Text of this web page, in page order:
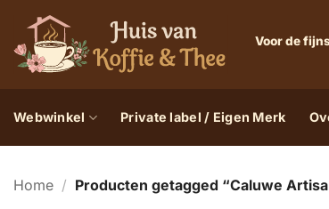
naar
inhoud
Voor de
Webwinkel Private label / Eigen Merk
Home / Producten getagged “Caluwe